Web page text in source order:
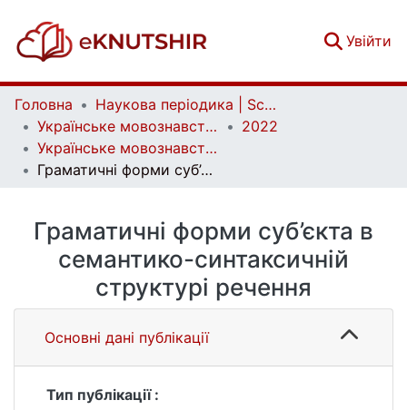
Увійти
Головна
Наукова періодика | Scientific periodicals
Українське мовознавство | Ukrainian linguistics
2022
Українське мовознавство. Випуск 1 (52)
Граматичні форми суб’єкта в семантико-синтаксичній структурі речення
Граматичні форми суб’єкта в
семантико-синтаксичній
структурі речення
Основні дані публікації
Тип публікації :